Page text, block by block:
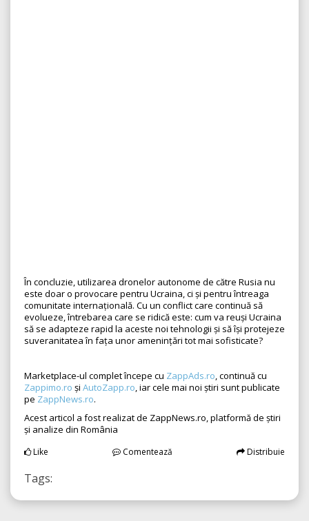
În concluzie, utilizarea dronelor autonome de către Rusia nu
este doar o provocare pentru Ucraina, ci și pentru întreaga
comunitate internațională. Cu un conflict care continuă să
evolueze, întrebarea care se ridică este: cum va reuși Ucraina
să se adapteze rapid la aceste noi tehnologii și să își protejeze
suveranitatea în fața unor amenințări tot mai sofisticate?
Marketplace-ul complet începe cu ZappAds.ro, continuă cu
Zappimo.ro și AutoZapp.ro, iar cele mai noi știri sunt publicate
pe ZappNews.ro.
Acest articol a fost realizat de ZappNews.ro, platformă de știri
și analize din România
Like Comentează Distribuie
Tags: